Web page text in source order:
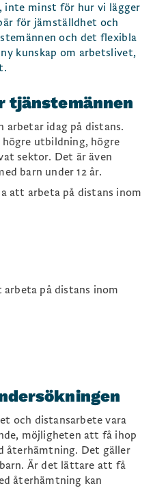
inte minst för hur vi lägger
för jämställdhet och
och det flexibla
kunskap om arbetslivet,
tjänstemännen
arbetar idag på distans.
utbildning, högre
sektor. Det är även
barn under 12 år.
att arbeta på distans inom
på distans inom
och distansarbete vara
möjligheten att få ihop
återhämtning. Det gäller
Är det lättare att få
återhämtning kan